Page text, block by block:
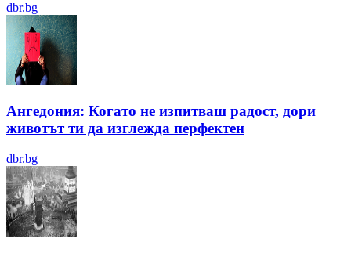
dbr.bg
Ангедония: Когато не изпитваш радост, дори
животът ти да изглежда перфектен
dbr.bg